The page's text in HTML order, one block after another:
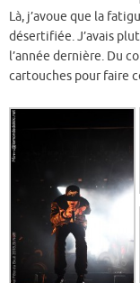
Là, j’avoue que la
désertifiée. J’avais
l’année dernière. Du
cartouches pour faire